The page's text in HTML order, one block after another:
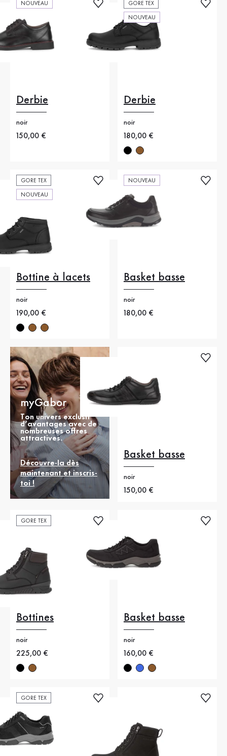
NOUVEAU
Derbie
noir
Nouveau prix
150,00 €
GORE TEX
NOUVEAU
Derbie
noir
Nouveau prix
180,00 €
GORE TEX
NOUVEAU
Bottine à lacets
noir
Nouveau prix
190,00 €
NOUVEAU
Basket basse
noir
Nouveau prix
180,00 €
myGabor
Ton univers exclusif
d’avantages avec de
nombreuses offres
attractives.
Découvre-la dès
maintenant et inscris-
toi !
Basket basse
noir
Nouveau prix
150,00 €
GORE TEX
Bottines
noir
Nouveau prix
225,00 €
Basket basse
noir
Nouveau prix
160,00 €
GORE TEX